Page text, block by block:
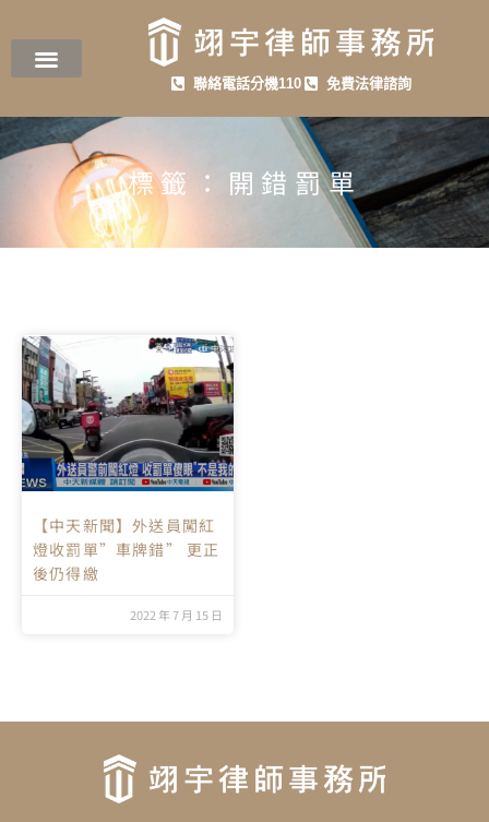
聯絡電話分機110 免費法律諮詢
標籤：開錯罰單
【中天新聞】外送員闖紅
燈收罰單”車牌錯” 更正
後仍得繳
2022 年 7 月 15 日